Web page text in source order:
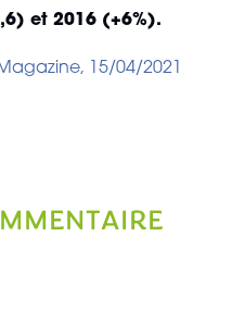
et 2016 (+6%).
15/04/2021